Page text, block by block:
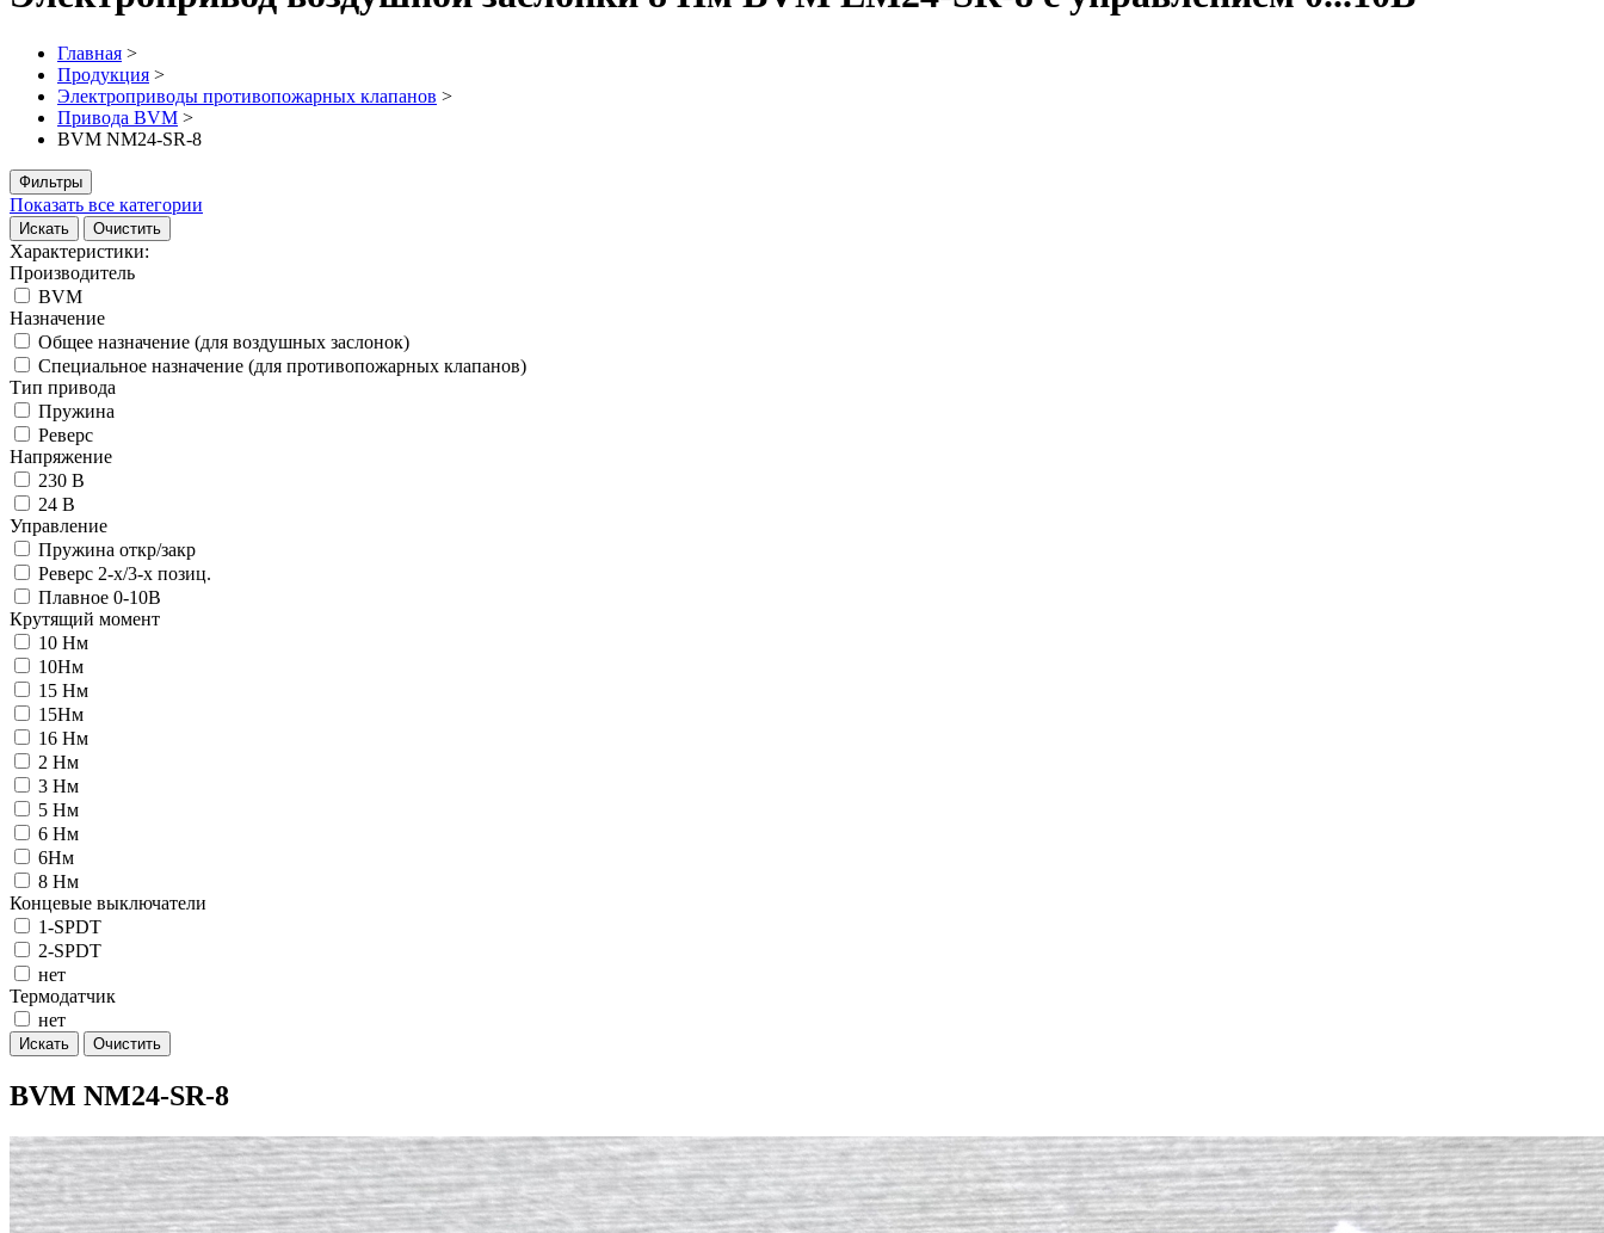
Главная >
Продукция >
Электроприводы противопожарных клапанов >
Привода BVM >
BVM NM24-SR-8
Фильтры
Показать все категории
Искать Очистить
Характеристики:
Производитель
BVM
Назначение
Общее назначение (для воздушных заслонок)
Специальное назначение (для противопожарных клапанов)
Тип привода
Пружина
Реверс
Напряжение
230 В
24 В
Управление
Пружина откр/закр
Реверс 2-х/3-х позиц.
Плавное 0-10В
Крутящий момент
10 Нм
10Нм
15 Нм
15Нм
16 Нм
2 Нм
3 Нм
5 Нм
6 Нм
6Нм
8 Нм
Концевые выключатели
1-SPDT
2-SPDT
нет
Термодатчик
нет
Искать Очистить
BVM NM24-SR-8